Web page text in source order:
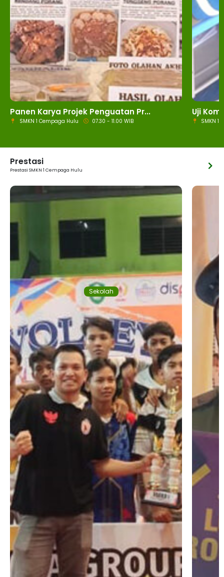
Panen Karya Projek Penguatan Pr...
SMKN 1 Cempaga Hulu 07.30 - 11.00 WIB
Uji
SMKN 1
Prestasi
Prestasi SMKN 1 Cempaga Hulu
Sekolah